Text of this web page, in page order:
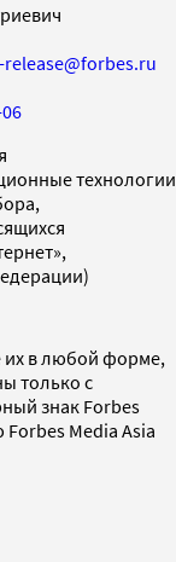
release@forbes.ru
технологии
их в любой форме,
только с
знак Forbes
Media Asia